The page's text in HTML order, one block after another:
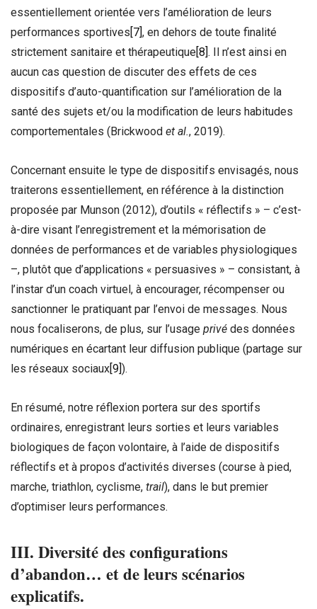
essentiellement orientée vers l’amélioration de leurs
performances sportives[7], en dehors de toute finalité
strictement sanitaire et thérapeutique[8]. Il n’est ainsi en
aucun cas question de discuter des effets de ces
dispositifs d’auto-quantification sur l’amélioration de la
santé des sujets et/ou la modification de leurs habitudes
comportementales (Brickwood et al., 2019).
Concernant ensuite le type de dispositifs envisagés, nous
traiterons essentiellement, en référence à la distinction
proposée par Munson (2012), d’outils « réflectifs » – c’est-
à-dire visant l’enregistrement et la mémorisation de
données de performances et de variables physiologiques
–, plutôt que d’applications « persuasives » – consistant, à
l’instar d’un coach virtuel, à encourager, récompenser ou
sanctionner le pratiquant par l’envoi de messages. Nous
nous focaliserons, de plus, sur l’usage privé des données
numériques en écartant leur diffusion publique (partage sur
les réseaux sociaux[9]).
En résumé, notre réflexion portera sur des sportifs
ordinaires, enregistrant leurs sorties et leurs variables
biologiques de façon volontaire, à l’aide de dispositifs
réflectifs et à propos d’activités diverses (course à pied,
marche, triathlon, cyclisme, trail), dans le but premier
d’optimiser leurs performances.
III. Diversité des configurations
d’abandon… et de leurs scénarios
explicatifs.